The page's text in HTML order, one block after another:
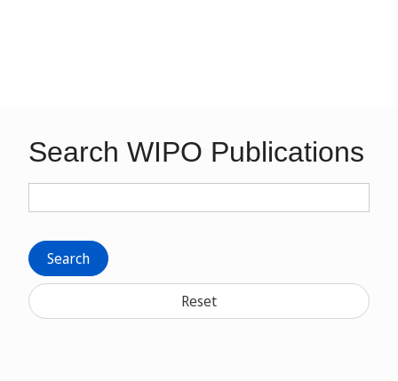
Search WIPO Publications
Search
Reset